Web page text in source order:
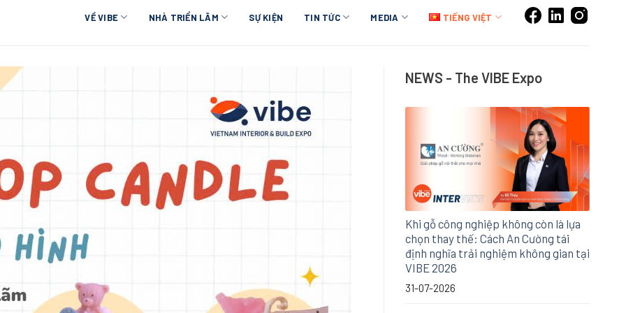
VỀ VIBE NHÀ TRIỂN LÃM SỰ KIỆN TIN TỨC MEDIA TIẾNG VIỆT
NEWS - The VIBE Expo
Khi gỗ công nghiệp không còn là lựa
chọn thay thế: Cách An Cường tái
định nghĩa trải nghiệm không gian tại
VIBE 2026
31-07-2026